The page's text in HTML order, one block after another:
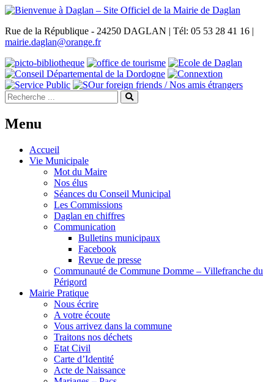
Rue de la République - 24250 DAGLAN | Tél: 05 53 28 41 16 |
mairie.daglan@orange.fr
Menu
Accueil
Vie Municipale
Mot du Maire
Nos élus
Séances du Conseil Municipal
Les Commissions
Daglan en chiffres
Communication
Bulletins municipaux
Facebook
Revue de presse
Communauté de Commune Domme – Villefranche du
Périgord
Mairie Pratique
Nous écrire
A votre écoute
Vous arrivez dans la commune
Traitons nos déchets
Etat Civil
Carte d’Identité
Acte de Naissance